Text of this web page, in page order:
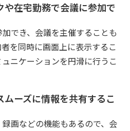
在宅勤務で会議に参加で
でき、会議を主催することも
を同時に画面上に表示するこ
ニケーションを円滑に行うこ
ーズに情報を共有するこ
画などの機能もあるので、会